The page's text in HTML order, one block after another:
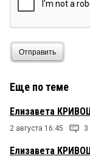
Отправить
Еще по теме
Елизавета
2 августа 16:45 3
Елизавета